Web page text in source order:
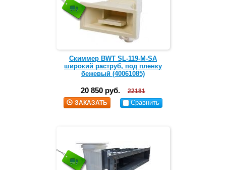
Скиммер BWT SL-119-M-SA
широкий раструб, под пленку
бежевый (40061085)
20 850 руб.
22181
ЗАКАЗАТЬ
Сравнить